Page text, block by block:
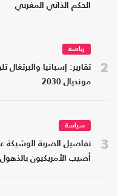
الحكم الذاتي المغربي
2
رياضة
تقارير: إسبانيا
مونديال 2030
3
سياسة
تفاصيل الضربة الوشيكة
أصيب الأمريكيون بالذهول